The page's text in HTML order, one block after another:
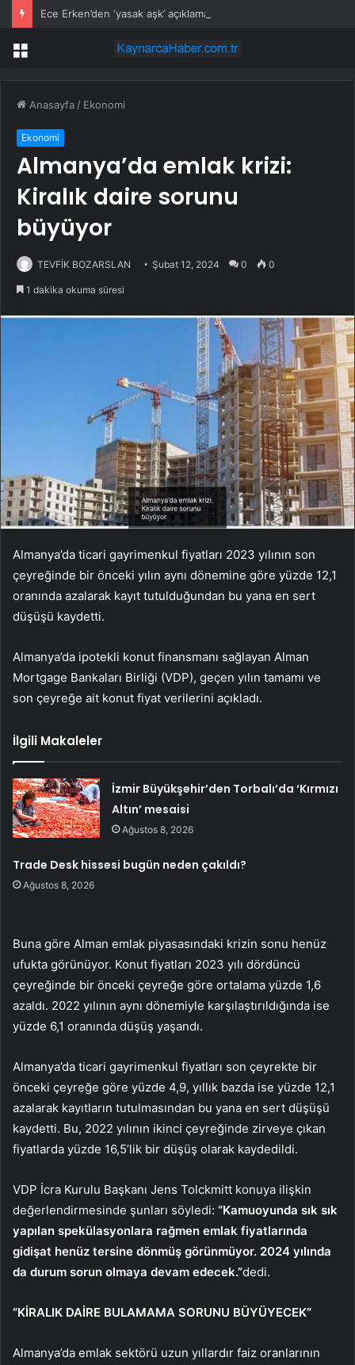
Menü
Anasayfa / Ekonomi
Ekonomi
Almanya’da emlak krizi:
Kiralık daire sorunu
büyüyor
TEVFİK BOZARSLAN Şubat 12, 2024 0 0
1 dakika okuma süresi
Almanya’da ticari gayrimenkul fiyatları 2023 yılının son
çeyreğinde bir önceki yılın aynı dönemine göre yüzde 12,1
oranında azalarak kayıt tutulduğundan bu yana en sert
düşüşü kaydetti.
Almanya’da ipotekli konut finansmanı sağlayan Alman
Mortgage Bankaları Birliği (VDP), geçen yılın tamamı ve
son çeyreğe ait konut fiyat verilerini açıkladı.
İlgili Makaleler
İzmir Büyükşehir’den Torbalı’da ‘Kırmızı
Altın’ mesaisi
Ağustos 8, 2026
Trade Desk hissesi bugün neden çakıldı?
Ağustos 8, 2026
Buna göre Alman emlak piyasasındaki krizin sonu henüz
ufukta görünüyor. Konut fiyatları 2023 yılı dördüncü
çeyreğinde bir önceki çeyreğe göre ortalama yüzde 1,6
azaldı. 2022 yılının aynı dönemiyle karşılaştırıldığında ise
yüzde 6,1 oranında düşüş yaşandı.
Almanya’da ticari gayrimenkul fiyatları son çeyrekte bir
önceki çeyreğe göre yüzde 4,9, yıllık bazda ise yüzde 12,1
azalarak kayıtların tutulmasından bu yana en sert düşüşü
kaydetti. Bu, 2022 yılının ikinci çeyreğinde zirveye çıkan
fiyatlarda yüzde 16,5’lik bir düşüş olarak kaydedildi.
VDP İcra Kurulu Başkanı Jens Tolckmitt konuya ilişkin
değerlendirmesinde şunları söyledi: “Kamuoyunda sık sık
yapılan spekülasyonlara rağmen emlak fiyatlarında
gidişat henüz tersine dönmüş görünmüyor. 2024 yılında
da durum sorun olmaya devam edecek.”dedi.
“KİRALIK DAİRE BULAMAMA SORUNU BÜYÜYECEK”
Almanya’da emlak sektörü uzun yıllardır faiz oranlarının